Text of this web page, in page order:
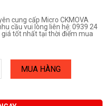
cung cấp Micro CKMOVA
cầu vui lòng liên hệ: 0939 24
tốt nhất tại thời điểm mua
MUA HÀNG